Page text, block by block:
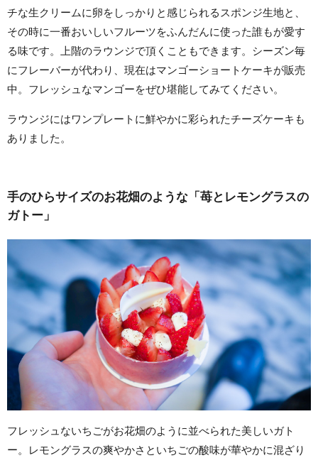
チな生クリームに卵をしっかりと感じられるスポンジ生地と、
その時に一番おいしいフルーツをふんだんに使った誰もが愛す
る味です。上階のラウンジで頂くこともできます。シーズン毎
にフレーバーが代わり、現在はマンゴーショートケーキが販売
中。フレッシュなマンゴーをぜひ堪能してみてください。
ラウンジにはワンプレートに鮮やかに彩られたチーズケーキも
ありました。
手のひらサイズのお花畑のような「苺とレモングラスの
ガトー」
フレッシュないちごがお花畑のように並べられた美しいガト
ー。レモングラスの爽やかさといちごの酸味が華やかに混ざり